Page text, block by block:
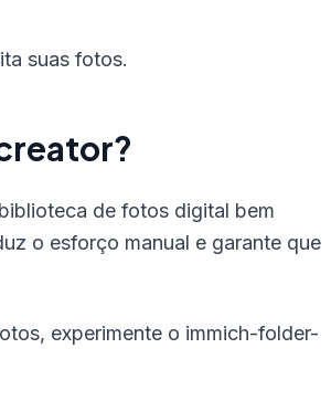
suas fotos.
de fotos digital bem
o esforço manual e garante que
experimente o immich-folder-